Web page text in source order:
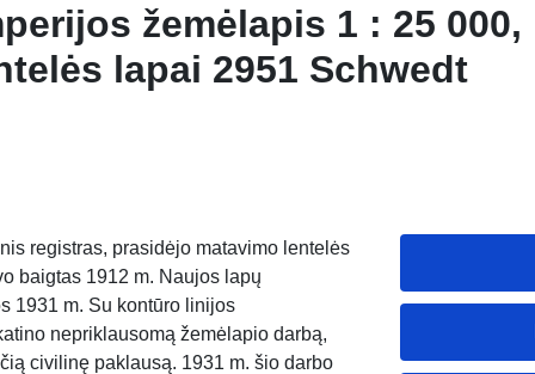
žemėlapis 1 : 25 000,
lapai 2951 Schwedt
registras, prasidėjo matavimo lentelės
baigtas 1912 m. Naujos lapų
1931 m. Su kontūro linijos
nepriklausomą žemėlapio darbą,
civilinę paklausą. 1931 m. šio darbo